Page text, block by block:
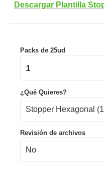
Descargar Plantilla
Packs de 25ud
¿Qué Quieres?
Revisión de archivos